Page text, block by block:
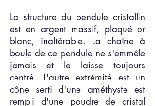
La structure du pendule cristallin
est en argent massif, plaqué or
blanc, inaltérable. La chaîne à
boule de ce pendule ne s'emmêle
jamais et le laisse toujours
centré. L'autre extrémité est un
cône serti d'une améthyste est
rempli d'une poudre de cristal